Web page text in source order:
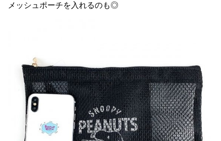
メッシュポーチを入れるのも◎